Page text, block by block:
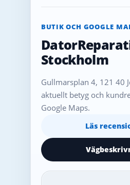
BUTIK OCH GOOGLE
Stockholm
Gullmarsplan 4, 121 40
aktuellt betyg och
Google Maps.
Läs